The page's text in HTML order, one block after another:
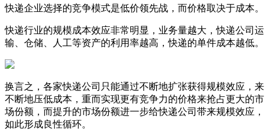
快递企业选择的竞争模式是低价领先战，而价格取决于成本。
快递行业的规模成本效应非常明显，业务量越大，快递公司运
输、仓储、人工等资产的利用率越高，快递的单件成本越低。
换言之，各家快递公司只能通过不断地扩张获得规模效应，来
不断地压低成本，重而实现更有竞争力的价格来抢占更大的市
场份额，而提升的市场份额进一步给快递公司带来规模效应，
如此形成良性循环。